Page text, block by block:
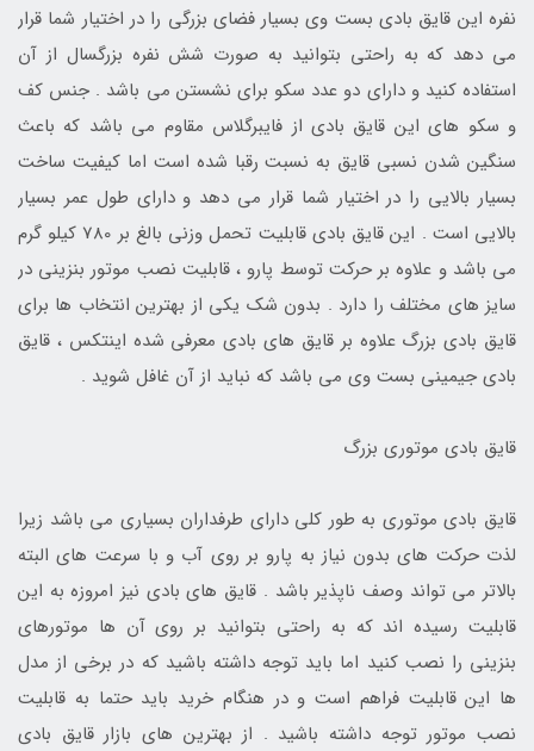
نفره این قایق بادی بست وی بسیار فضای بزرگی را در اختیار شما قرار
می دهد که به راحتی بتوانید به صورت شش نفره بزرگسال از آن
استفاده کنید و دارای دو عدد سکو برای نشستن می باشد . جنس کف
و سکو های این قایق بادی از فایبرگلاس مقاوم می باشد که باعث
سنگین شدن نسبی قایق به نسبت رقبا شده است اما کیفیت ساخت
بسیار بالایی را در اختیار شما قرار می دهد و دارای طول عمر بسیار
بالایی است . این قایق بادی قابلیت تحمل وزنی بالغ بر 780 کیلو گرم
می باشد و علاوه بر حرکت توسط پارو ، قابلیت نصب موتور بنزینی در
سایز های مختلف را دارد . بدون شک یکی از بهترین انتخاب ها برای
قایق بادی بزرگ علاوه بر قایق های بادی معرفی شده اینتکس ، قایق
بادی جیمینی بست وی می باشد که نباید از آن غافل شوید .
قایق بادی موتوری بزرگ
قایق بادی موتوری به طور کلی دارای طرفداران بسیاری می باشد زیرا
لذت حرکت های بدون نیاز به پارو بر روی آب و با سرعت های البته
بالاتر می تواند وصف ناپذیر باشد . قایق های بادی نیز امروزه به این
قابلیت رسیده اند که به راحتی بتوانید بر روی آن ها موتورهای
بنزینی را نصب کنید اما باید توجه داشته باشید که در برخی از مدل
ها این قابلیت فراهم است و در هنگام خرید باید حتما به قابلیت
نصب موتور توجه داشته باشید . از بهترین های بازار قایق بادی